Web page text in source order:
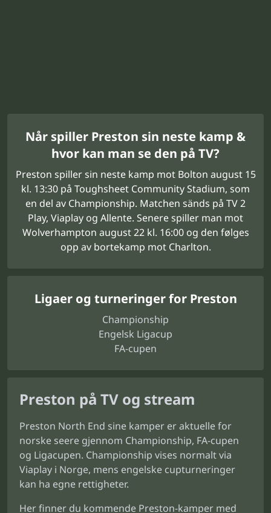
Når spiller Preston sin neste kamp &
hvor kan man se den på TV?
Preston spiller sin neste kamp mot Bolton august 15
kl. 13:30 på Toughsheet Community Stadium, som
en del av Championship. Matchen sänds på TV 2
Play, Viaplay og Allente. Senere spiller man mot
Wolverhampton august 22 kl. 16:00 og den følges
opp av bortekamp mot Charlton.
Ligaer og turneringer for Preston
Championship
Engelsk Ligacup
FA-cupen
Preston på TV og stream
Preston North End sine kamper er aktuelle for
norske seere gjennom Championship, FA-cupen
og Ligacupen. Championship vises normalt via
Viaplay i Norge, mens engelske cupturneringer
kan ha egne rettigheter.
Her finner du kommende Preston-kamper med